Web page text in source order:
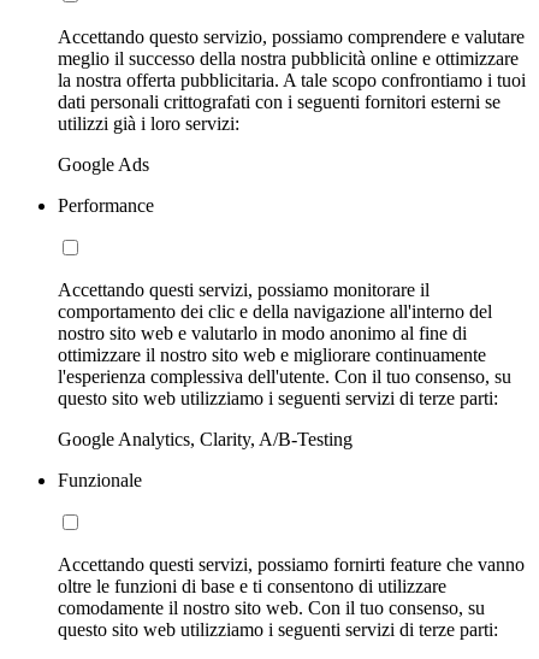
Accettando questo servizio, possiamo comprendere e valutare
meglio il successo della nostra pubblicità online e ottimizzare
la nostra offerta pubblicitaria. A tale scopo confrontiamo i tuoi
dati personali crittografati con i seguenti fornitori esterni se
utilizzi già i loro servizi:
Google Ads
Performance
Accettando questi servizi, possiamo monitorare il
comportamento dei clic e della navigazione all'interno del
nostro sito web e valutarlo in modo anonimo al fine di
ottimizzare il nostro sito web e migliorare continuamente
l'esperienza complessiva dell'utente. Con il tuo consenso, su
questo sito web utilizziamo i seguenti servizi di terze parti:
Google Analytics, Clarity, A/B-Testing
Funzionale
Accettando questi servizi, possiamo fornirti feature che vanno
oltre le funzioni di base e ti consentono di utilizzare
comodamente il nostro sito web. Con il tuo consenso, su
questo sito web utilizziamo i seguenti servizi di terze parti: